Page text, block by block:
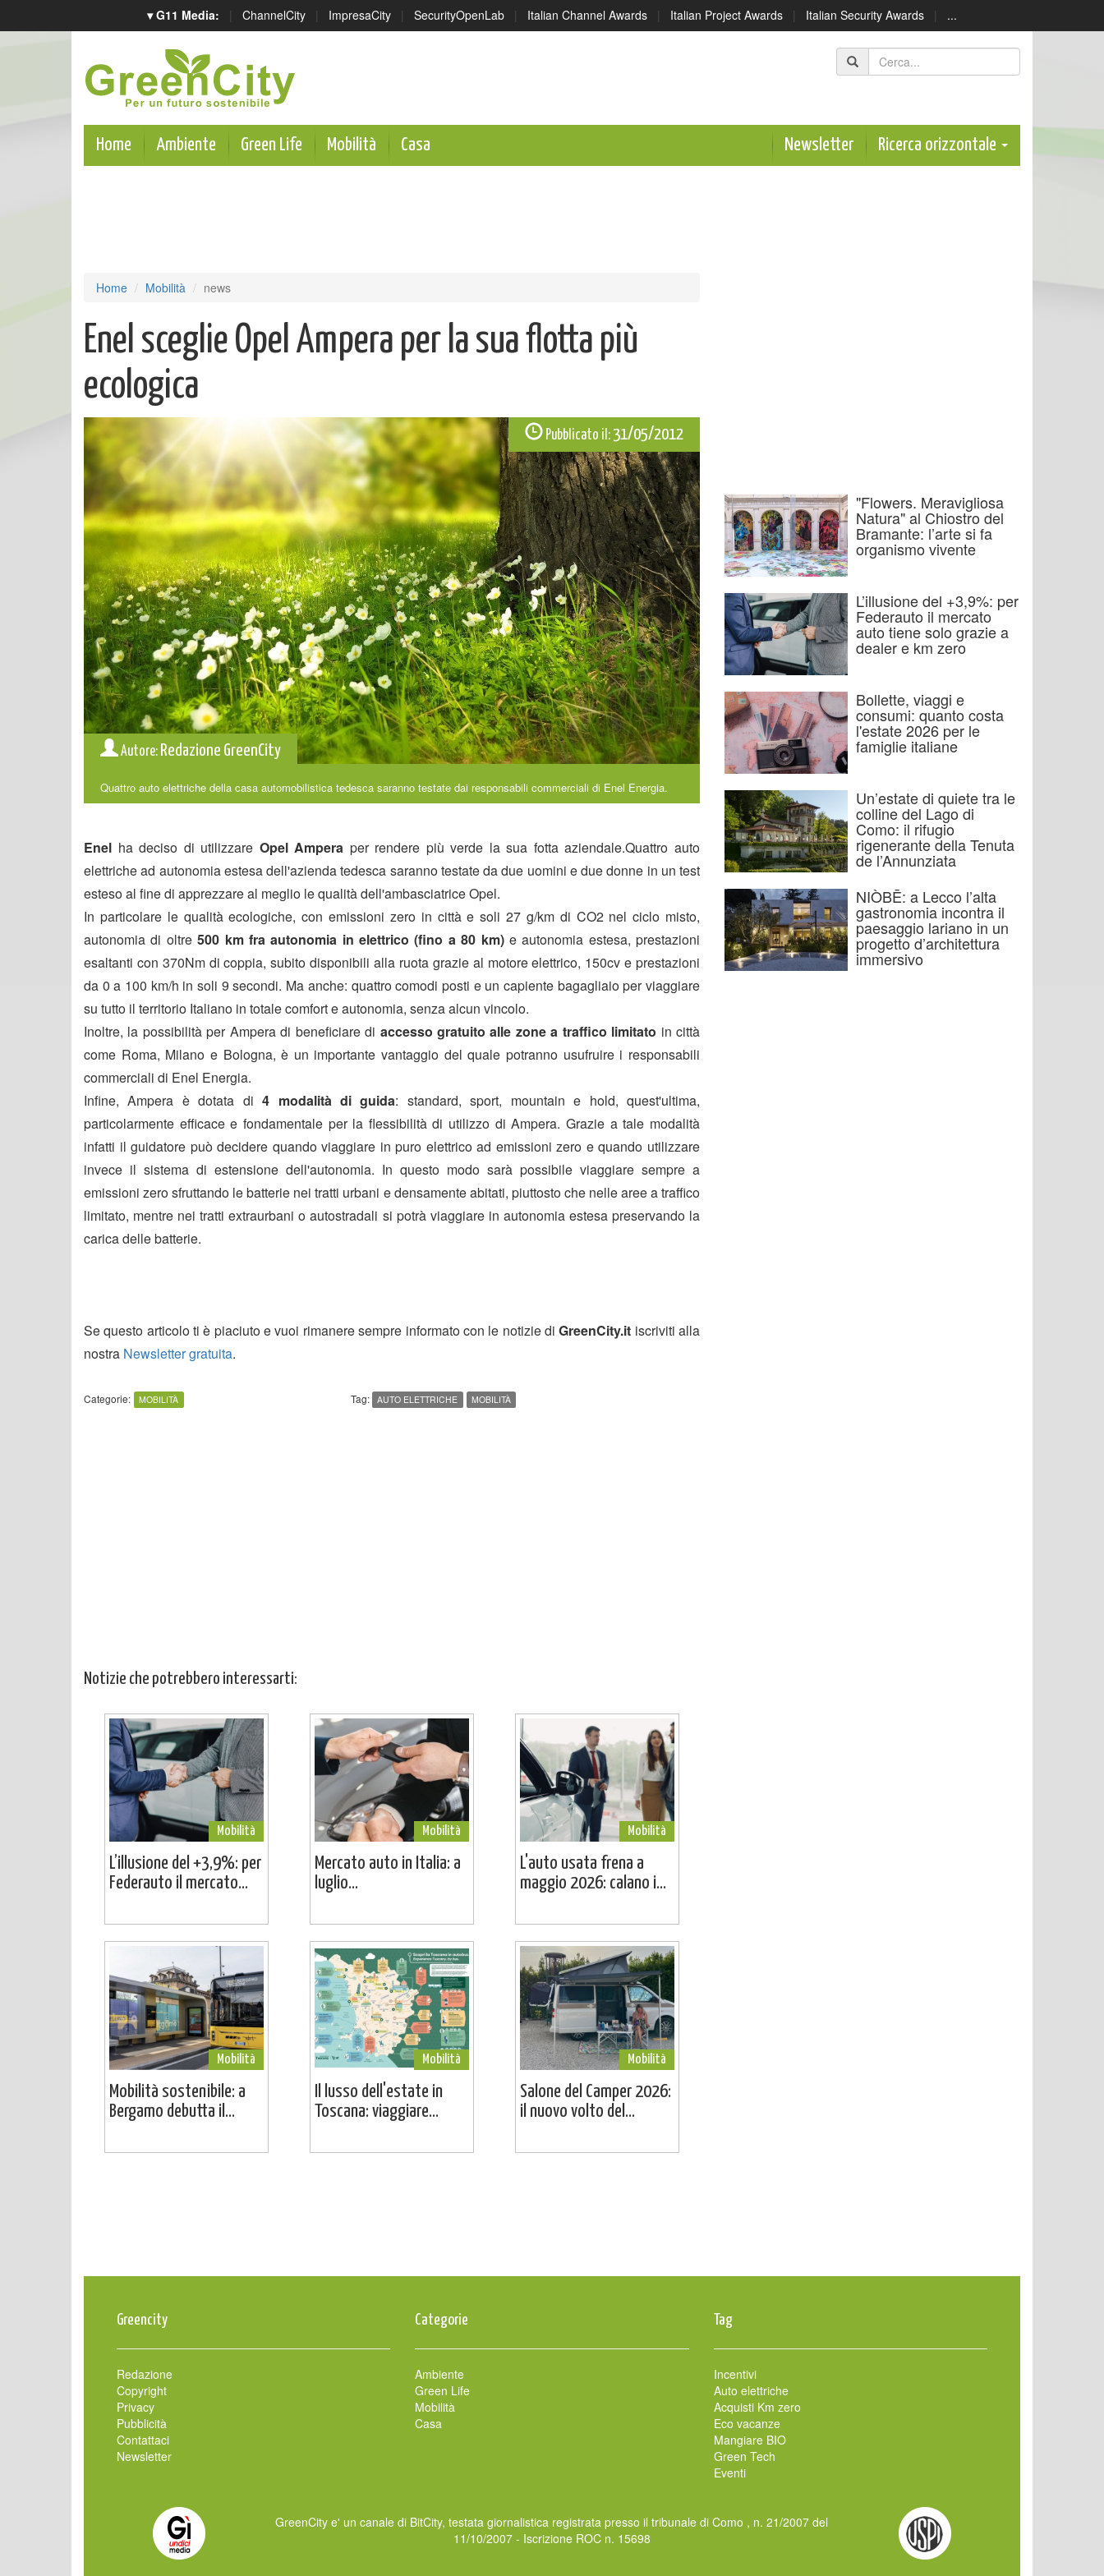
▾ G11 Media: | ChannelCity | ImpresaCity | SecurityOpenLab | Italian Channel Awards | Italian Project Awards | Italian Security Awards | ...
Home Ambiente Green Life Mobilità Casa Newsletter Ricerca orizzontale
Home Mobilità news
Enel sceglie Opel Ampera per la sua flotta più
ecologica
Pubblicato il: 31/05/2012
Autore: Redazione GreenCity
Quattro auto elettriche della casa automobilistica tedesca saranno testate dai responsabili commerciali di Enel Energia.
Enel ha deciso di utilizzare Opel Ampera per rendere più verde la sua fotta aziendale.Quattro auto
elettriche ad autonomia estesa dell'azienda tedesca saranno testate da due uomini e due donne in un test
esteso al fine di apprezzare al meglio le qualità dell'ambasciatrice Opel.
In particolare le qualità ecologiche, con emissioni zero in città e soli 27 g/km di CO2 nel ciclo misto,
autonomia di oltre500 km fra autonomia in elettrico (fino a 80 km) e autonomia estesa, prestazioni
esaltanti con 370Nm di coppia, subito disponibili alla ruota grazie al motore elettrico, 150cv e prestazioni
da 0 a 100 km/h in soli 9 secondi. Ma anche: quattro comodi posti e un capiente bagagliaio per viaggiare
su tutto il territorio Italiano in totale comfort e autonomia, senza alcun vincolo.
Inoltre, la possibilità per Ampera di beneficiare di accesso gratuito alle zone a traffico limitato in città
come Roma, Milano e Bologna, è un importante vantaggio del quale potranno usufruire i responsabili
commerciali di Enel Energia.
Infine, Ampera è dotata di4 modalità di guida: standard, sport, mountain e hold, quest'ultima,
particolarmente efficace e fondamentale per la flessibilità di utilizzo di Ampera. Grazie a tale modalità
infatti il guidatore può decidere quando viaggiare in puro elettrico ad emissioni zero e quando utilizzare
invece il sistema di estensione dell'autonomia. In questo modo sarà possibile viaggiare sempre a
emissioni zero sfruttando le batterie nei tratti urbani e densamente abitati, piuttosto che nelle aree a traffico
limitato, mentre nei tratti extraurbani o autostradali si potrà viaggiare in autonomia estesa preservando la
carica delle batterie.
Se questo articolo ti è piaciuto e vuoi rimanere sempre informato con le notizie diGreenCity.it iscriviti alla
nostra Newsletter gratuita.
Categorie: MOBILITÀ Tag: AUTO ELETTRICHE MOBILITÀ
Notizie che potrebbero interessarti:
Mobilità
L’illusione del +3,9%: per
Federauto il mercato...
Mobilità
Mercato auto in Italia: a
luglio...
Mobilità
L'auto usata frena a
maggio 2026: calano i...
Mobilità
Mobilità sostenibile: a
Bergamo debutta il...
Mobilità
Il lusso dell'estate in
Toscana: viaggiare...
Mobilità
Salone del Camper 2026:
il nuovo volto del...
"Flowers. Meravigliosa
Natura" al Chiostro del
Bramante: l’arte si fa
organismo vivente
L’illusione del +3,9%: per
Federauto il mercato
auto tiene solo grazie a
dealer e km zero
Bollette, viaggi e
consumi: quanto costa
l'estate 2026 per le
famiglie italiane
Un’estate di quiete tra le
colline del Lago di
Como: il rifugio
rigenerante della Tenuta
de l’Annunziata
NIÒBĒ: a Lecco l’alta
gastronomia incontra il
paesaggio lariano in un
progetto d’architettura
immersivo
Greencity
Redazione
Copyright
Privacy
Pubblicità
Contattaci
Newsletter
Categorie
Ambiente
Green Life
Mobilità
Casa
Tag
Incentivi
Auto elettriche
Acquisti Km zero
Eco vacanze
Mangiare BIO
Green Tech
Eventi
GreenCity e' un canale di BitCity, testata giornalistica registrata presso il tribunale di Como , n. 21/2007 del
11/10/2007 - Iscrizione ROC n. 15698